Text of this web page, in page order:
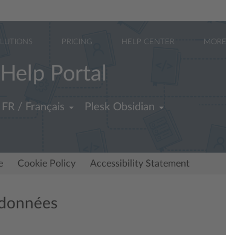
PRICING HELP CENTER MORE
Portal
FR / Français Plesk Obsidian
Cookie Policy Accessibility Statement